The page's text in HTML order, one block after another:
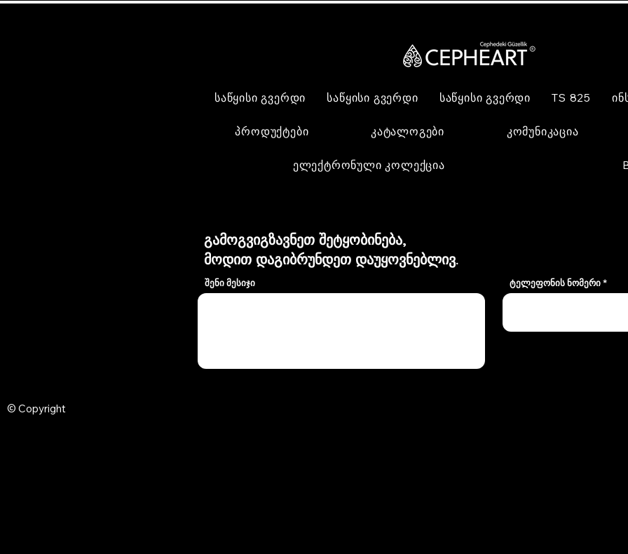
საწყისი გვერდი საწყისი გვერდი საწყისი გვერდი TS 825
პროდუქტები კატალოგები კომუნიკაცია
ელექტრონული კოლექცია
გამოგვიგზავნეთ შეტყობინება,
მოდით დაგიბრუნდეთ დაუყოვნებლივ.
შენი მესიჯი ტელეფონის ნომერი
© Copyright